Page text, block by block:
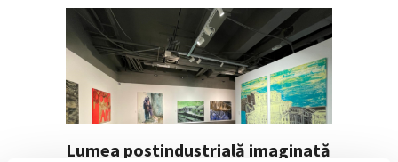
Lumea postindustrială imaginată